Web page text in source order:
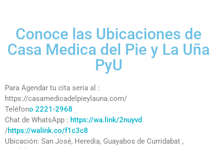
Conoce las Ubicaciones de
Casa Medica del Pie y La Uña
PyU
Para Agendar tu cita seria al :
https://casamedicadelpieylauna.com/
Teléfono 2221-2968
Chat de WhatsApp : https://wa.link/2nuyvd
/https://walink.co/f1c3c8
Ubicación: San José, Heredia, Guayabos de Curridabat ,